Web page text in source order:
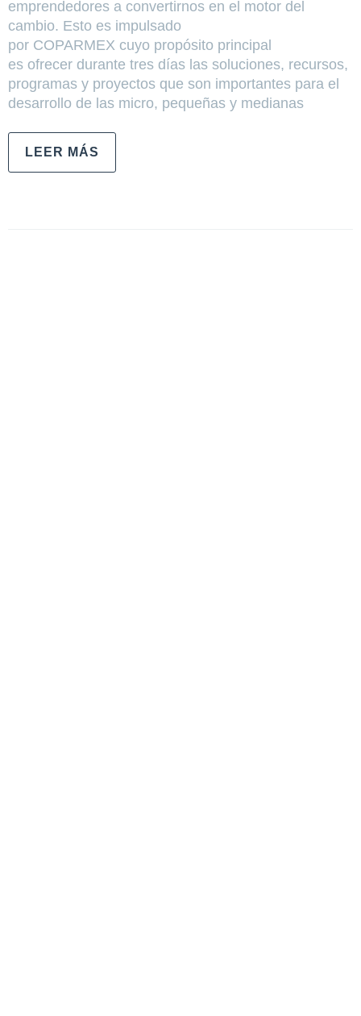
emprendedores a convertirnos en el motor del
cambio. Esto es impulsado
por COPARMEX cuyo propósito principal
es ofrecer durante tres días las soluciones, recursos,
programas y proyectos que son importantes para el
desarrollo de las micro, pequeñas y medianas
LEER MÁS